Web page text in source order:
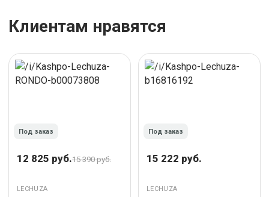
Клиентам нравятся
Под заказ
12 825 руб.15 390 руб.
LECHUZA
Под заказ
15 222 руб.
LECHUZA